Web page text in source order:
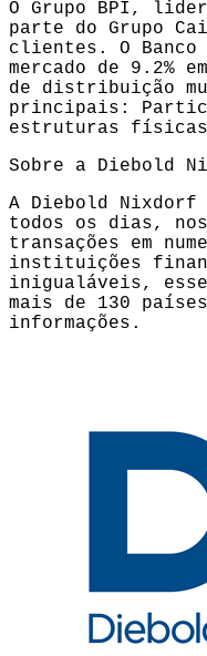
O Grupo BPI,
parte do Grupo
clientes. O
mercado de 9.2%
de distribuição
principais:
estruturas físicas
Sobre a Diebold
A Diebold Nixdorf
todos os dias,
transações em
instituições
inigualáveis,
mais de 130
informações.